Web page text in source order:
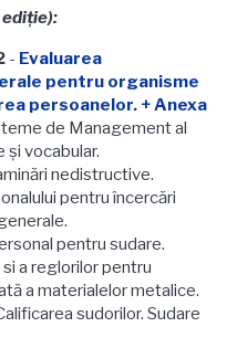
- Evaluarea
pentru organisme
persoanelor. + Anexa
de Management al
şi vocabular.
nedistructive.
pentru încercări
pentru sudare.
a reglorilor pentru
a materialelor metalice.
sudorilor. Sudare